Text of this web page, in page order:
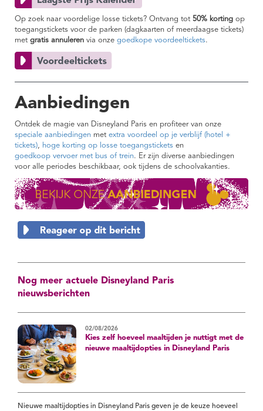
Op zoek naar voordelige losse tickets? Ontvang tot 50% korting op
toegangstickets voor de parken (dagkaarten of meerdaagse tickets)
met gratis annuleren via onze goedkope voordeeltickets.
Aanbiedingen
Ontdek de magie van Disneyland Paris en profiteer van onze
speciale aanbiedingen met extra voordeel op je verblijf (hotel +
tickets), hoge korting op losse toegangstickets en
goedkoop vervoer met bus of trein. Er zijn diverse aanbiedingen
voor alle periodes beschikbaar, ook tijdens de schoolvakanties.
Nog meer actuele Disneyland Paris
nieuwsberichten
02/08/2026
Kies zelf hoeveel maaltijden je nuttigt met de
nieuwe maaltijdopties in Disneyland Paris
Nieuwe maaltijdopties in Disneyland Paris geven je de keuze hoeveel